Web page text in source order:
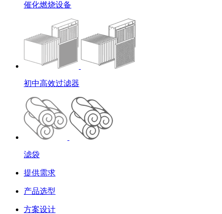
催化燃烧设备
初中高效过滤器
滤袋
提供需求
产品选型
方案设计